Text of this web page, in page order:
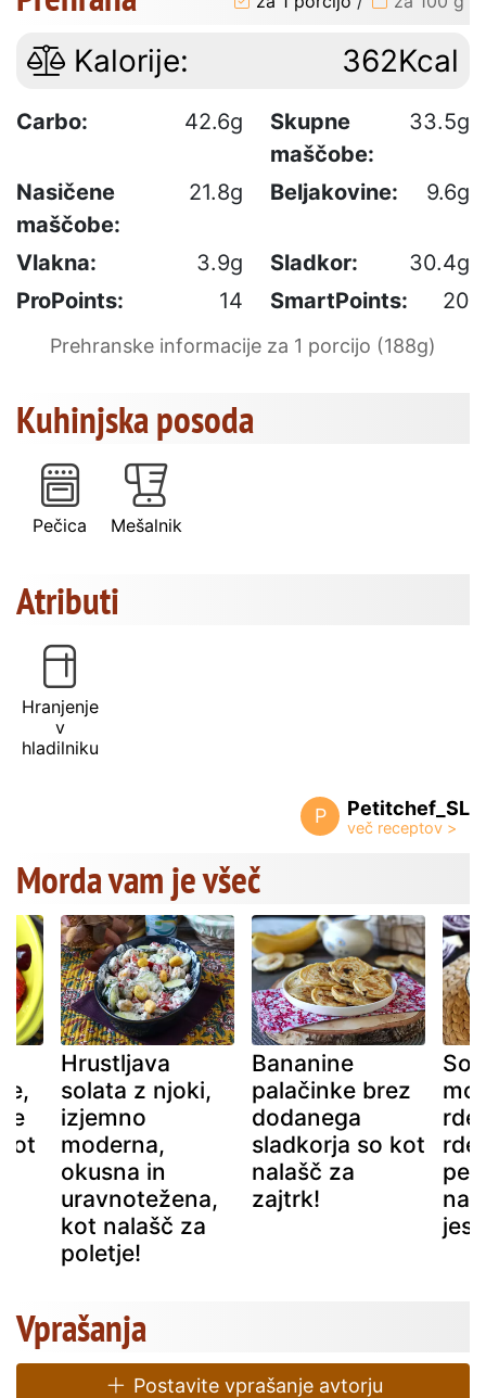
Kalorije: 362Kcal
Carbo: 42.6g
Skupne
maščobe:
33.5g
Nasičene
maščobe:
21.8g Beljakovine: 9.6g
Vlakna: 3.9g Sladkor:
30.4g
ProPoints:
14 SmartPoints: 20
Prehranske informacije za 1 porcijo (188g)
Kuhinjska posoda
Pečica Mešalnik
Atributi
Hranjenje
v
hladilniku
P Petitchef_SL
Morda vam je všeč
Hrustljava
solata z njoki,
izjemno
moderna,
okusna in
uravnotežena,
kot nalašč za
poletje!
Bananine
palačinke brez
dodanega
sladkorja so kot
nalašč za
zajtrk!
Vprašanja
Postavite vprašanje avtorju